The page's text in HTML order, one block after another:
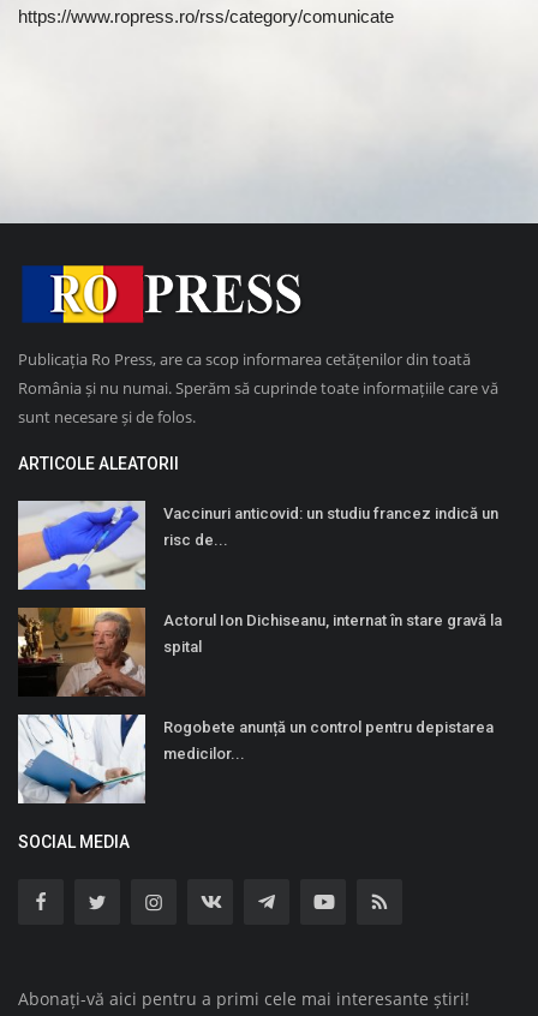
https://www.ropress.ro/rss/category/comunicate
Publicația Ro Press, are ca scop informarea cetățenilor din toată
România și nu numai. Sperăm să cuprinde toate informațiile care vă
sunt necesare și de folos.
ARTICOLE ALEATORII
Vaccinuri anticovid: un studiu francez indică un
risc de...
Actorul Ion Dichiseanu, internat în stare gravă la
spital
Rogobete anunță un control pentru depistarea
medicilor...
SOCIAL MEDIA
Abonați-vă aici pentru a primi cele mai interesante știri!